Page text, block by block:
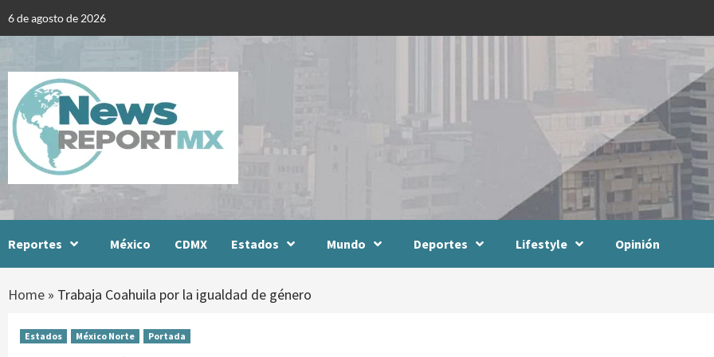
6 de agosto de 2026
Reportes México CDMX Estados Mundo Deportes Lifestyle Opinión
Home » Trabaja Coahuila por la igualdad de género
Estados México Norte Portada